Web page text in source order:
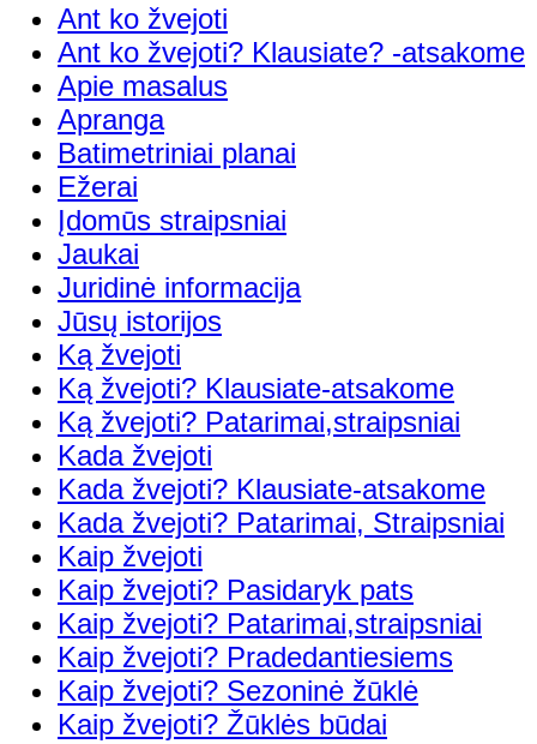
Ant ko žvejoti
Ant ko žvejoti? Klausiate? -atsakome
Apie masalus
Apranga
Batimetriniai planai
Ežerai
Įdomūs straipsniai
Jaukai
Juridinė informacija
Jūsų istorijos
Ką žvejoti
Ką žvejoti? Klausiate-atsakome
Ką žvejoti? Patarimai,straipsniai
Kada žvejoti
Kada žvejoti? Klausiate-atsakome
Kada žvejoti? Patarimai, Straipsniai
Kaip žvejoti
Kaip žvejoti? Pasidaryk pats
Kaip žvejoti? Patarimai,straipsniai
Kaip žvejoti? Pradedantiesiems
Kaip žvejoti? Sezoninė žūklė
Kaip žvejoti? Žūklės būdai